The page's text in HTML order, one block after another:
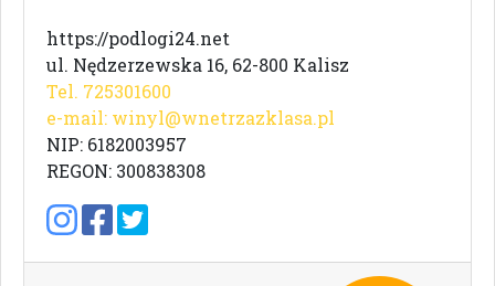
https://podlogi24.net
ul. Nędzerzewska 16, 62-800 Kalisz
Tel. 725301600
e-mail: winyl@wnetrzazklasa.pl
NIP: 6182003957
REGON: 300838308